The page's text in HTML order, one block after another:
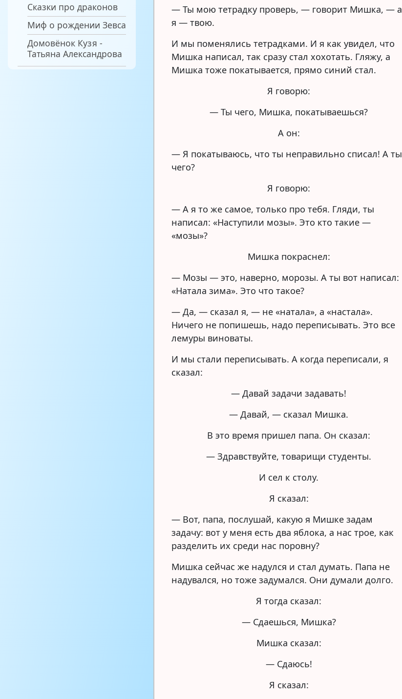
Сказки про драконов
Миф о рождении Зевса
Домовёнок Кузя -
Татьяна Александрова
— Ты мою тетрадку проверь, — говорит Мишка, — а
я — твою.
И мы поменялись тетрадками. И я как увидел, что
Мишка написал, так сразу стал хохотать. Гляжу, а
Мишка тоже покатывается, прямо синий стал.
Я говорю:
— Ты чего, Мишка, покатываешься?
А он:
— Я покатываюсь, что ты неправильно списал! А ты
чего?
Я говорю:
— А я то же самое, только про тебя. Гляди, ты
написал: «Наступили мозы». Это кто такие —
«мозы»?
Мишка покраснел:
— Мозы — это, наверно, морозы. А ты вот написал:
«Натала зима». Это что такое?
— Да, — сказал я, — не «натала», а «настала».
Ничего не попишешь, надо переписывать. Это все
лемуры виноваты.
И мы стали переписывать. А когда переписали, я
сказал:
— Давай задачи задавать!
— Давай, — сказал Мишка.
В это время пришел папа. Он сказал:
— Здравствуйте, товарищи студенты.
И сел к столу.
Я сказал:
— Вот, папа, послушай, какую я Мишке задам
задачу: вот у меня есть два яблока, а нас трое, как
разделить их среди нас поровну?
Мишка сейчас же надулся и стал думать. Папа не
надувался, но тоже задумался. Они думали долго.
Я тогда сказал:
— Сдаешься, Мишка?
Мишка сказал:
— Сдаюсь!
Я сказал: